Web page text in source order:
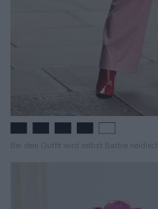
Bei dem Outfit wird selbst Barbie neidisch.